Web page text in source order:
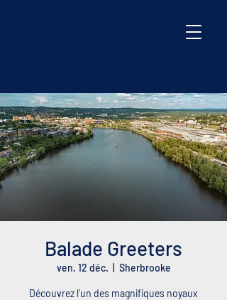
Balade Greeters
ven. 12 déc. Sherbrooke
Découvrez l’un des magnifiques noyaux